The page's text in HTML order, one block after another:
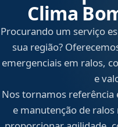
Clima
Procurando um serviço
sua região?
emergenciais em ralos,
e
Nos tornamos
e manutenção de